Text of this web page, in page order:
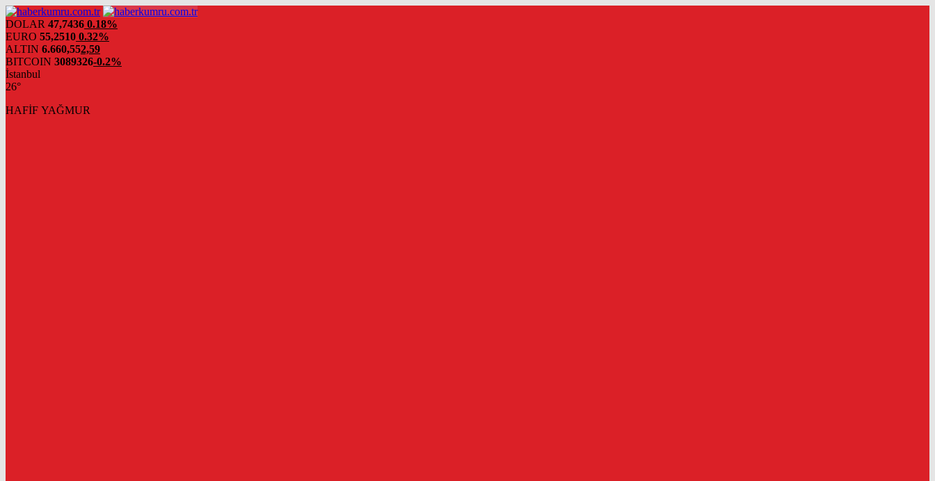
DOLAR 47,7436 0.18%
EURO 55,2510 0.32%
ALTIN 6.660,552,59
BITCOIN 3089326-0.2%
İstanbul
26°
HAFİF YAĞMUR